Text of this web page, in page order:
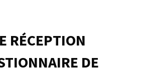
RÉCEPTION
DE